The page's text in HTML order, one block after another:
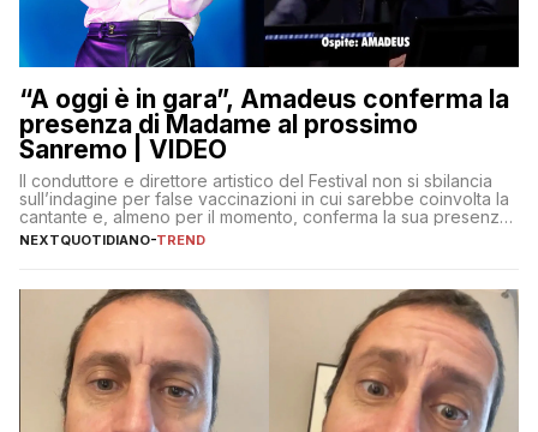
“A oggi è in gara”, Amadeus conferma la
presenza di Madame al prossimo
Sanremo | VIDEO
Il conduttore e direttore artistico del Festival non si sbilancia
sull’indagine per false vaccinazioni in cui sarebbe coinvolta la
cantante e, almeno per il momento, conferma la sua presenza
sul palco dell’Ariston
NEXTQUOTIDIANO-TREND